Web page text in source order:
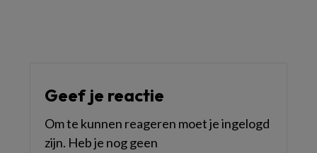
Geef je reactie
Om te kunnen reageren moet je ingelogd
zijn. Heb je nog geen